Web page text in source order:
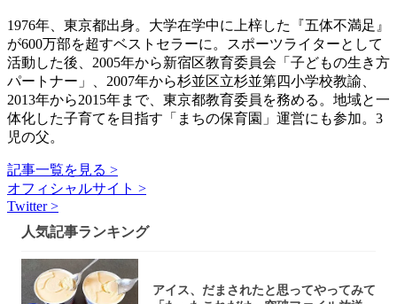
1976年、東京都出身。大学在学中に上梓した『五体不満足』
が600万部を超すベストセラーに。スポーツライターとして
活動した後、2005年から新宿区教育委員会「子どもの生き方
パートナー」、2007年から杉並区立杉並第四小学校教諭、
2013年から2015年まで、東京都教育委員を務める。地域と一
体化した子育てを目指す「まちの保育園」運営にも参加。3
児の父。
記事一覧を見る >
オフィシャルサイト >
Twitter >
人気記事ランキング
アイス、だまされたと思ってやってみて